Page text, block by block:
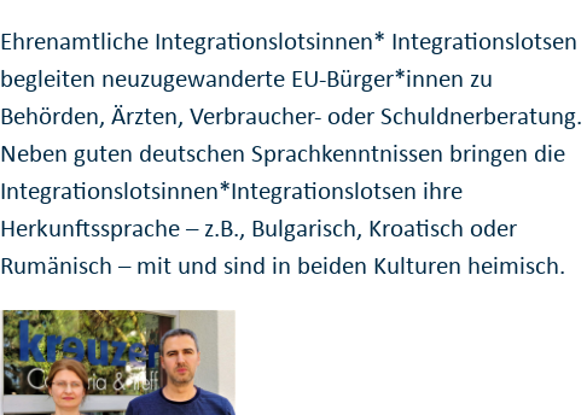
Ehrenamtliche Integrationslotsinnen* Integrationslotsen
begleiten neuzugewanderte EU-Bürger*innen zu
Behörden, Ärzten, Verbraucher- oder Schuldnerberatung.
Neben guten deutschen Sprachkenntnissen bringen die
Integrationslotsinnen*Integrationslotsen ihre
Herkunftssprache – z.B., Bulgarisch, Kroatisch oder
Rumänisch – mit und sind in beiden Kulturen heimisch.